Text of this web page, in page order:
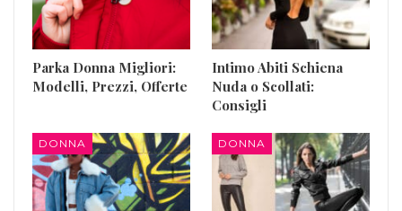
Parka Donna Migliori:
Modelli, Prezzi, Offerte
Intimo Abiti Schiena
Nuda o Scollati:
Consigli
DONNA DONNA